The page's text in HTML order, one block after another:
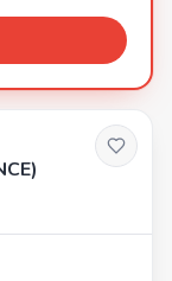
pela
para 47